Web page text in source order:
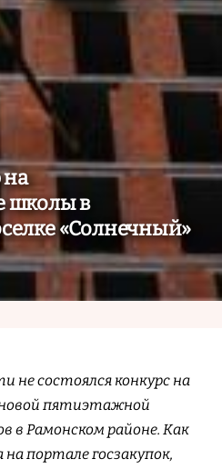
на
школы в
«Солнечный»
не состоялся конкурс на
пятиэтажной
в Рамонском районе. Как
портале госзакупок,